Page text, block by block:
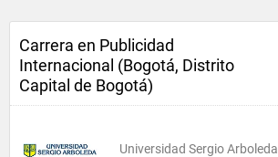
Carrera en Publicidad
Internacional (Bogotá, Distrito
Capital de Bogotá)
Universidad Sergio Arboleda